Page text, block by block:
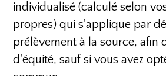
individualisé (calculé selon
propres) qui s'applique par
prélèvement à la source, afin
d'équité, sauf si vous avez